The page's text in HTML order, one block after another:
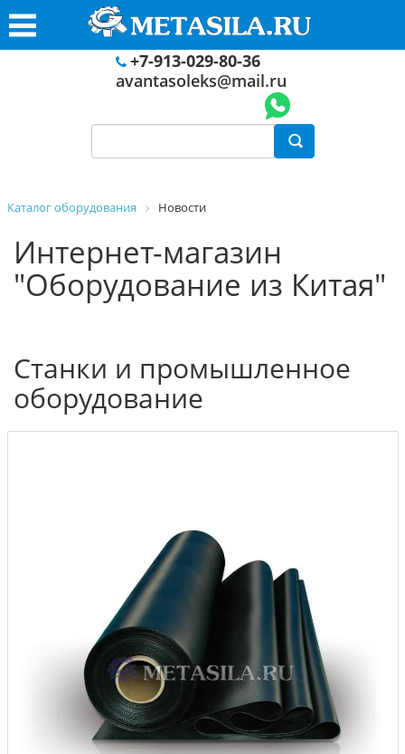
+7-913-029-80-36
avantasoleks@mail.ru
Каталог оборудования Новости
Интернет-магазин
"Оборудование из Китая"
Станки и промышленное
оборудование